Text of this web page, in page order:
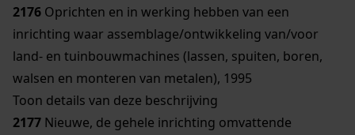
2176 Oprichten en in werking hebben van een
inrichting waar assemblage/ontwikkeling van/voor
land- en tuinbouwmachines (lassen, spuiten, boren,
walsen en monteren van metalen), 1995
Toon details van deze beschrijving
2177 Nieuwe, de gehele inrichting omvattende